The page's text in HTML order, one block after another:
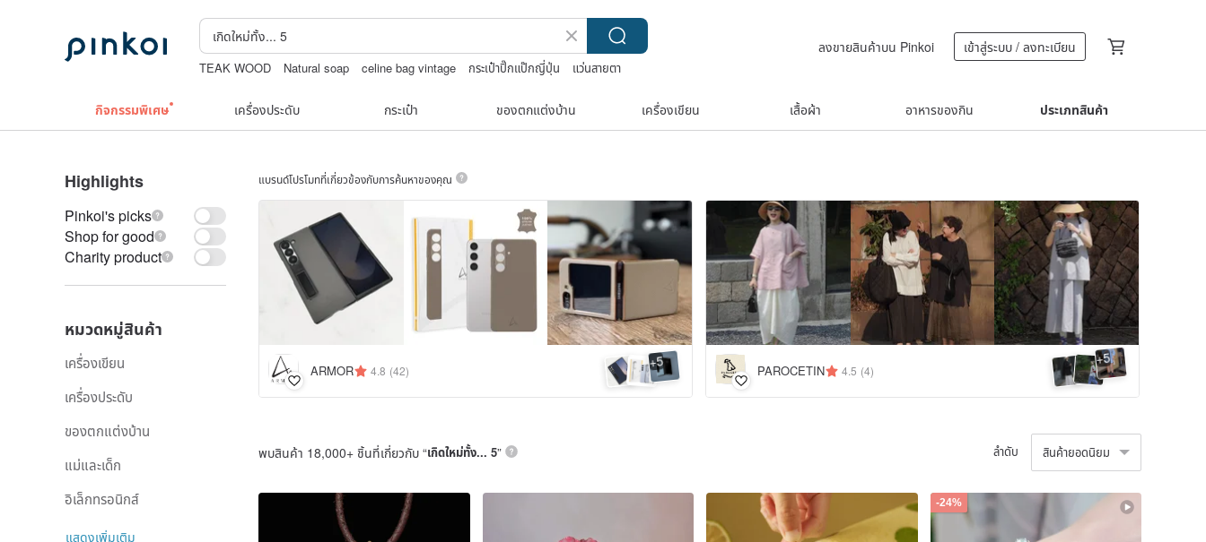
TEAK WOOD Natural soap celine bag vintage กระเป๋าปิ๊กแป๊กญี่ปุ่น
แว่นสายตา
ลงขายสินค้าบน Pinkoi เข้าสู่ระบบ / ลงทะเบียน
กิจกรรมพิเศษ เครื่องประดับ กระเป๋า ของตกแต่งบ้าน เครื่องเขียน เสื้อผ้า อาหารของกิน ประเภทสินค้า
Highlights
Pinkoi's picks
Shop for good
Charity product
หมวดหมู่สินค้า
เครื่องเขียน
เครื่องประดับ
ของตกแต่งบ้าน
แม่และเด็ก
อิเล็กทรอนิกส์
แสดงเพิ่มเติม
แบรนด์โปรโมทที่เกี่ยวข้องกับการค้นหาของคุณ
ARMOR 4.8 (42) +5 PAROCETIN 4.5 (4) +5
พบสินค้า 18,000+ ชิ้นที่เกี่ยวกับ “เกิดใหม่ทั้ง... 5” ลำดับ สินค้ายอดนิยม
-24%